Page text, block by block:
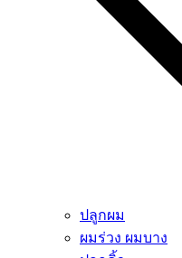
ปลูกผม
ผมร่วง ผมบาง